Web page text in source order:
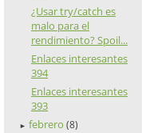
¿Usar try/catch es
malo para el
rendimiento? Spoil...
Enlaces interesantes
394
Enlaces interesantes
393
► febrero (8)